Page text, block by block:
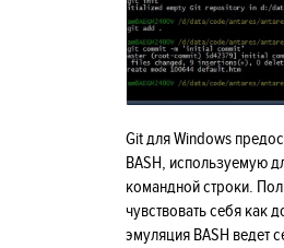
Git для Windows
BASH, используемую
командной строки.
чувствовать себя как
эмуляция BASH ведет